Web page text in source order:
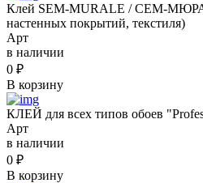
Клей SEM-MURALE / СЕМ-
настенных покрытий, текстиля)
Арт
в наличии
0 ₽
В корзину
КЛЕЙ для всех типов обоев
Арт
в наличии
0 ₽
В корзину